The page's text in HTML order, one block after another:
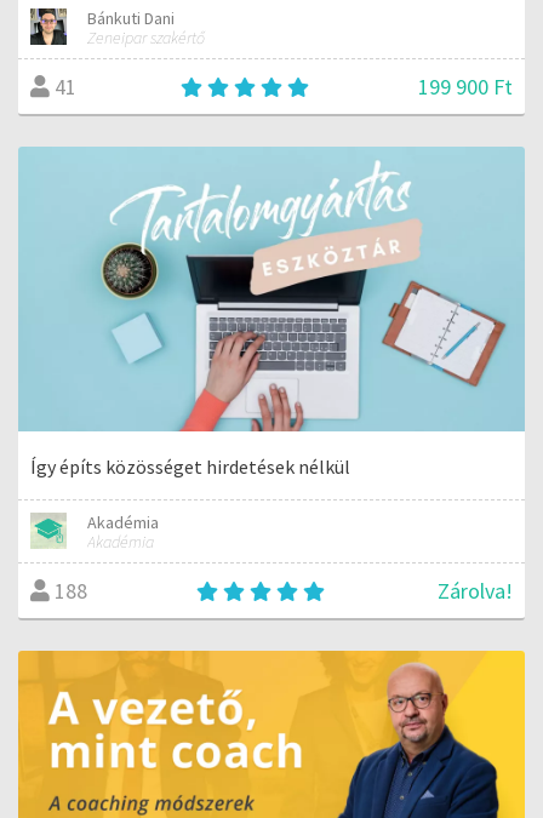
Bánkuti Dani
Zeneipar szakértő
41 199 900 Ft
Így építs közösséget hirdetések nélkül
Akadémia
Akadémia
188 Zárolva!